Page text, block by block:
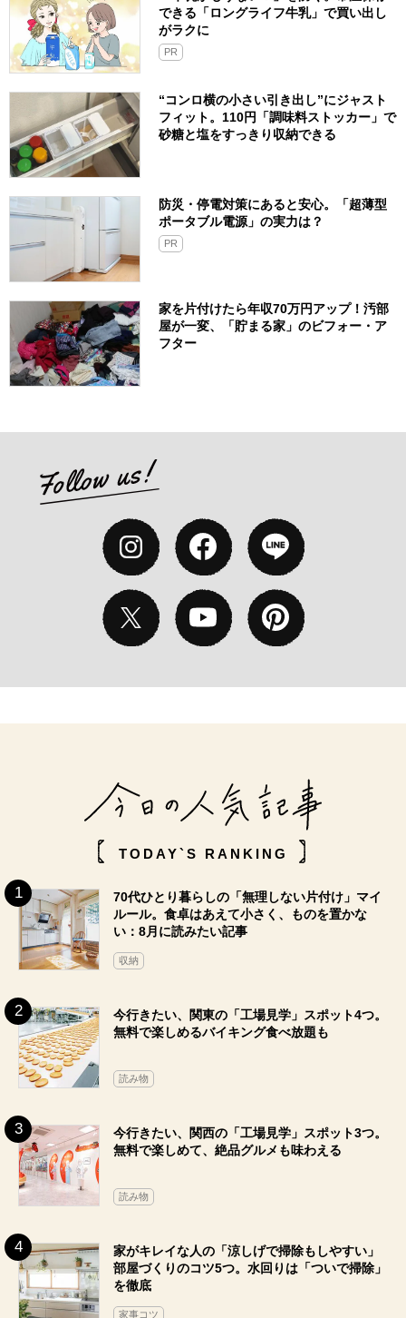
できる「ロングライフ牛乳」で買い出し
がラクに
PR
“コンロ横の小さい引き出し”にジャスト
フィット。110円「調味料ストッカー」で
砂糖と塩をすっきり収納できる
防災・停電対策にあると安心。「超薄型
ポータブル電源」の実力は？​
PR
家を片付けたら年収70万円アップ！汚部
屋が一変、「貯まる家」のビフォー・ア
フター
TODAY`S RANKING
70代ひとり暮らしの「無理しない片付け」マイ
ルール。食卓はあえて小さく、ものを置かな
い：8月に読みたい記事
収納
今行きたい、関東の「工場見学」スポット4つ。
無料で楽しめるバイキング食べ放題も
読み物
今行きたい、関西の「工場見学」スポット3つ。
無料で楽しめて、絶品グルメも味わえる
読み物
家がキレイな人の「涼しげで掃除もしやすい」
部屋づくりのコツ5つ。水回りは「ついで掃除」
を徹底
家事コツ